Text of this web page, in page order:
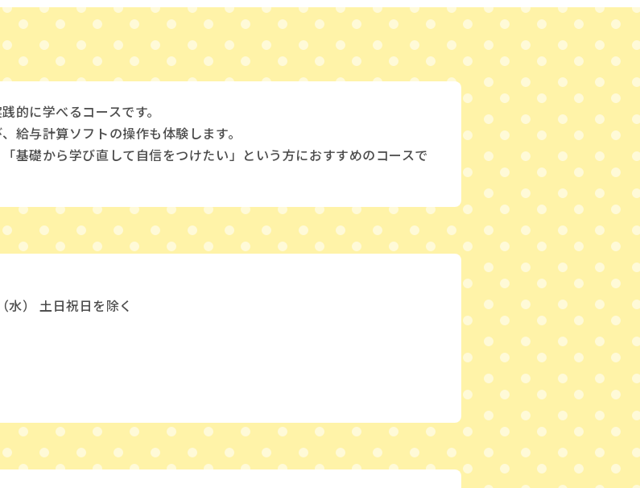
的に学べるコースです。
給与計算ソフトの操作も体験します。
基礎から学び直して自信をつけたい」という方におすすめのコースで
） 土日祝日を除く